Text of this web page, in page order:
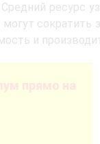
ресурс
сократить
и
прямо на